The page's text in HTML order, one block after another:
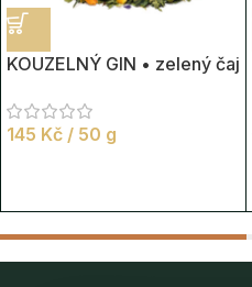
KOUZELNÝ GIN • zelený čaj
145 Kč / 50 g